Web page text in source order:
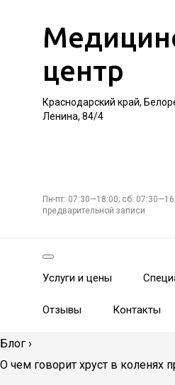
центр
Краснодарский край,
Ленина, 84/4
Пн-пт: 07:30—18:00; сб:
предварительной записи
Услуги и цены
Отзывы Контакты
Блог ›
О чем говорит хруст в коленях